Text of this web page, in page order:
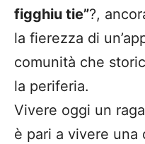
figghiu tie”?,
la fierezza di
comunità che
la periferia.
Vivere oggi un
è pari a vivere una